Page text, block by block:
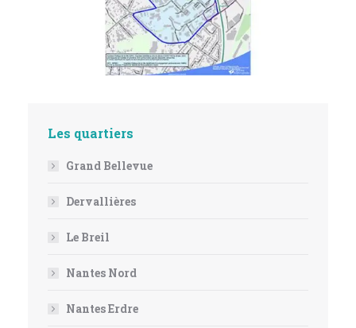
Les quartiers
Grand Bellevue
Dervallières
Le Breil
Nantes Nord
Nantes Erdre